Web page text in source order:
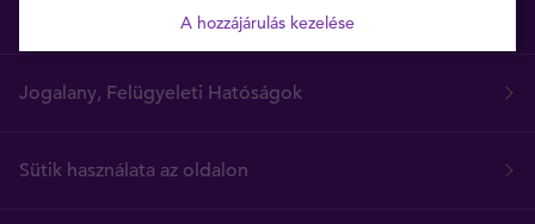
Általános szerződési feltételek
Jogalany, Felügyeleti Hatóságok
Sütik használata az oldalon
A hozzájárulás kezelése